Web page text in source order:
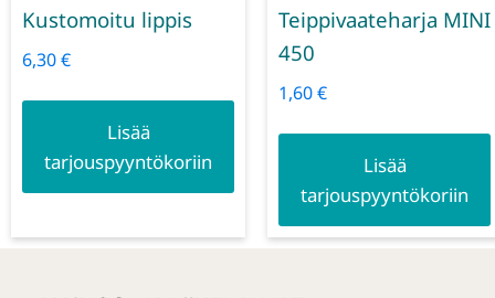
Kustomoitu lippis
6,30€
Lisää
tarjouspyyntökoriin
Teippivaateharja MINI
450
1,60€
Lisää
tarjouspyyntökoriin